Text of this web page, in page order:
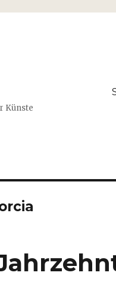
Künste